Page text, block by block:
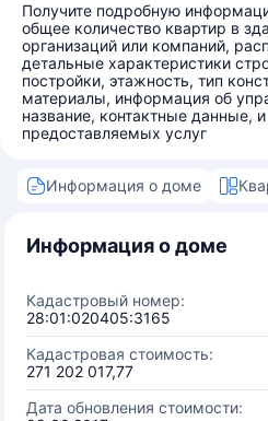
Получите подробную
общее количество квартир в
организаций или компаний,
детальные характеристики
постройки, этажность, тип
материалы, информация об
название, контактные данные,
предоставляемых услуг
Информация о доме
Информация о доме
Кадастровый номер:
28:01:020405:3165
Кадастровая стоимость:
271 202 017,77
Дата обновления стоимости: